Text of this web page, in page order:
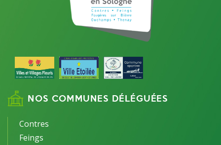
NOS COMMUNES DÉLÉGUÉES
Contres
Feings